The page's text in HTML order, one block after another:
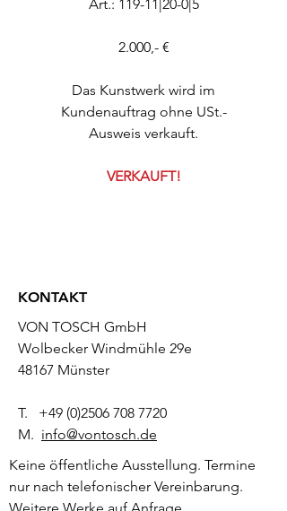
Art.: 119-11|20-0|5
2.000,- €
Das Kunstwerk wird im
Kundenauftrag ohne USt.-
Ausweis verkauft.
VERKAUFT!
KONTAKT
VON TOSCH GmbH
Wolbecker Windmühle 29e
48167 Münster
T. +49 (0)2506 708 7720
M. info@vontosch.de
Keine öffentliche Ausstellung. Termine
nur nach telefonischer Vereinbarung.